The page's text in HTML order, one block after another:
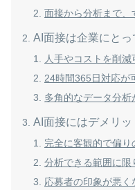
面接から分析まで、
AI面接は企業にと
人手やコストを削減
24時間365日対応が
多角的なデータ分析
AI面接にはデメリ
完全に客観的で偏
分析できる範囲に限
応募者の印象が悪く